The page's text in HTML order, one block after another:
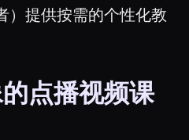
）提供按需的个性化教
点播视频课